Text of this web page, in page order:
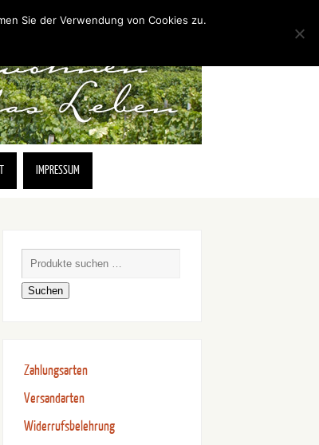
IMPRESSUM
Suchen
Zahlungsarten
Versandarten
Widerrufsbelehrung
Sie der Verwendung von Cookies zu.